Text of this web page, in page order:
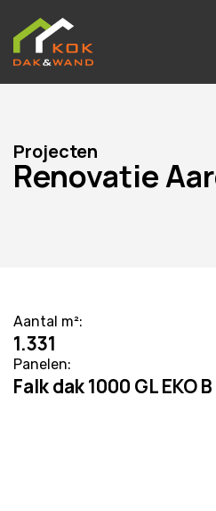
Projecten
Renovatie
Aantal m²:
1.331
Panelen:
Falk dak 1000 GL EKO B